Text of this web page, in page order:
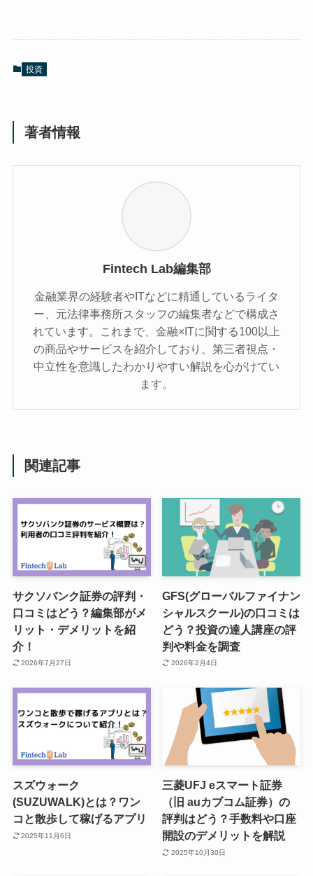
投資
著者情報
Fintech Lab編集部
金融業界の経験者やITなどに精通しているライタ
ー、元法律事務所スタッフの編集者などで構成さ
れています。これまで、金融×ITに関する100以上
の商品やサービスを紹介しており、第三者視点・
中立性を意識したわかりやすい解説を心がけてい
ます。
関連記事
サクソバンク証券の評判・
口コミはどう？編集部がメ
リット・デメリットを紹
介！
2026年7月27日
GFS(グローバルファイナン
シャルスクール)の口コミは
どう？投資の達人講座の評
判や料金を調査
2026年2月4日
スズウォーク
(SUZUWALK)とは？ワン
コと散歩して稼げるアプリ
2025年11月6日
三菱UFJ eスマート証券
（旧 auカブコム証券）の
評判はどう？手数料や口座
開設のデメリットを解説
2025年10月30日